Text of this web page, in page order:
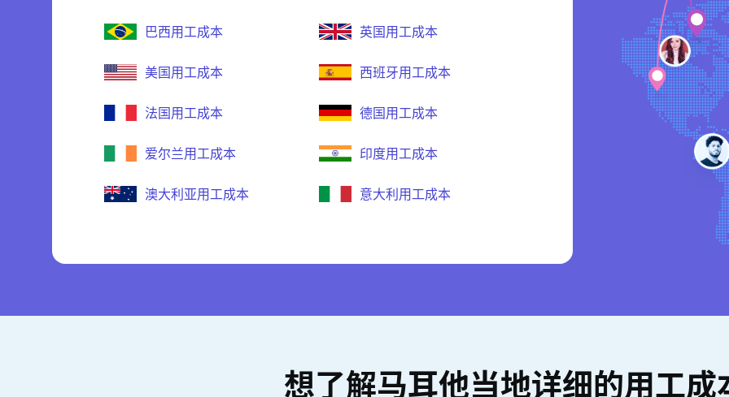
巴西用工成本 英国用工成本
美国用工成本 西班牙用工成本
法国用工成本 德国用工成本
爱尔兰用工成本 印度用工成本
澳大利亚用工成本 意大利用工成本
想了解马耳他当地详细的用工成